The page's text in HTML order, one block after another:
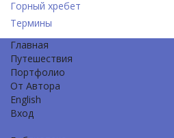
Горный хребет
Термины
Главная
Путешествия
Портфолио
От Автора
English
Вход